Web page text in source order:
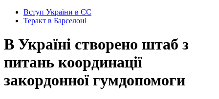
Вступ України в ЄС
Теракт в Барселоні
В Україні створено штаб з
питань координації
закордонної гумдопомоги